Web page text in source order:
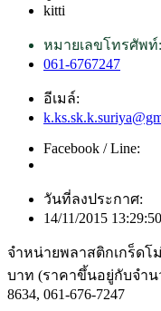
kitti
หมายเลขโทรศัพท์:
061-6767247
อีเมล์:
Facebook / Line:
วันที่ลงประกาศ:
14/11/2015 13:29:50
จำหน่ายพลาสติกเกร็ดโ
บาท (ราคาขึ้นอยู่กับจำน
8634, 061-676-7247